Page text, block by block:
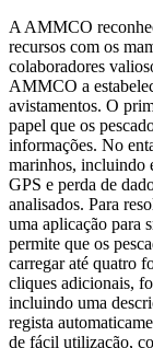
A AMMCO
recursos com os
colaboradores
AMMCO a
avistamentos. O
papel que os
informações. No
marinhos, incluindo
GPS e perda de
analisados. Para
uma aplicação para
permite que os
carregar até quatro
cliques adicionais,
incluindo uma
regista
de fácil utilização,